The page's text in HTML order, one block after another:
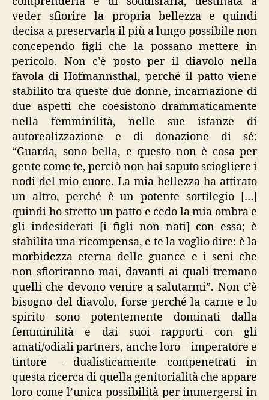
veder sfiorire la propria bellezza e quindi
decisa a preservarla il più a lungo possibile non
concependo figli che la possano mettere in
pericolo. Non c’è posto per il diavolo nella
favola di Hofmannsthal, perché il patto viene
stabilito tra queste due donne, incarnazione di
due aspetti che coesistono drammaticamente
nella femminilità, nelle sue istanze di
autorealizzazione e di donazione di sé:
“Guarda, sono bella, e questo non è cosa per
gente come te, perciò non hai saputo sciogliere i
nodi del mio cuore. La mia bellezza ha attirato
un altro, perché è un potente sortilegio […]
quindi ho stretto un patto e cedo la mia ombra e
gli indesiderati [i figli non nati] con essa; è
stabilita una ricompensa, e te la voglio dire: è la
morbidezza eterna delle guance e i seni che
non sfioriranno mai, davanti ai quali tremano
quelli che devono venire a salutarmi”. Non c’è
bisogno del diavolo, forse perché la carne e lo
spirito sono potentemente dominati dalla
femminilità e dai suoi rapporti con gli
amati/odiali partners, anche loro – imperatore e
tintore – dualisticamente compenetrati in
questa ricerca di quella genitorialità che appare
loro come l’unica possibilità per immergersi in